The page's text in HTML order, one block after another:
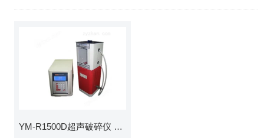
YM-R1500D超声破碎仪 破碎机